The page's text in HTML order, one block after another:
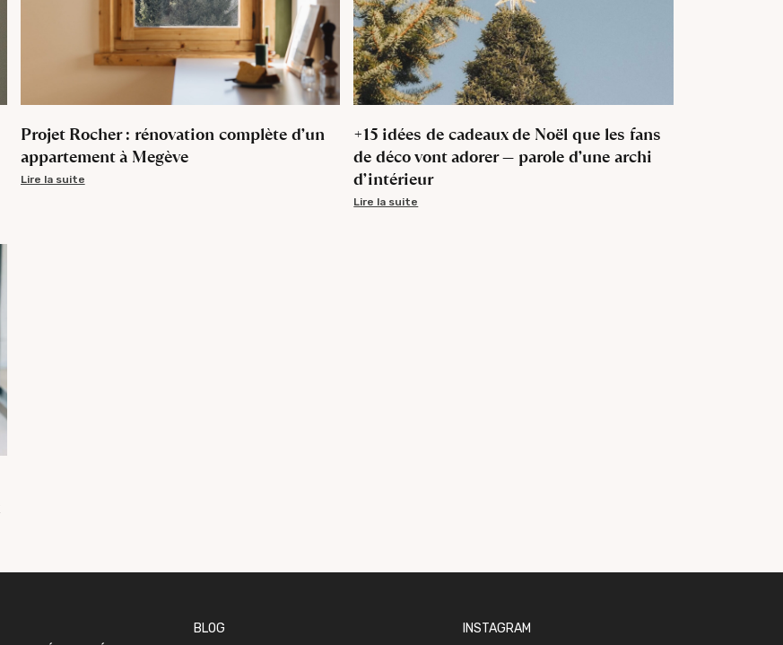
Projet Rocher : rénovation complète d’un
appartement à Megève
Lire la suite
+15 idées de cadeaux de Noël que les fans
de déco vont adorer — parole d’une archi
d’intérieur
Lire la suite
BLOG
INSTAGRAM